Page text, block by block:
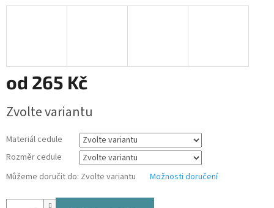
od 265 Kč
cena:
Zvolte variantu
Materiál cedule
Rozměr cedule
Můžeme doručit do: Zvolte variantu Možnosti doručení